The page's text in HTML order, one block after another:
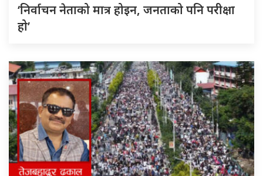
‘निर्वाचन नेताको मात्र होइन, जनताको पनि परीक्षा
हो’